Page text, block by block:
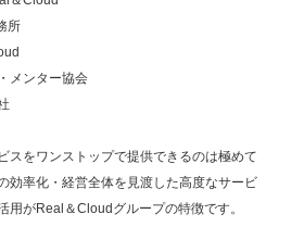
所
メンター協会
スをワンストップで提供できるのは極めて
効率化・経営全体を見渡した高度なサービ
用がReal＆Cloudグループの特徴です。